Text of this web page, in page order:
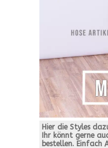
Hier die Styles
Ihr könnt gerne
bestellen. Einfach